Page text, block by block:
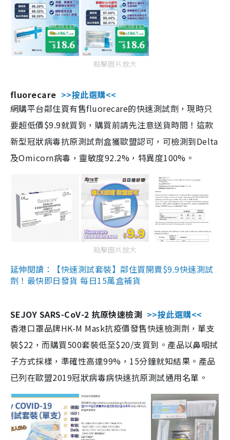
點擊圖片放大
fluorecare >>按此選購<<
網購平台鄰住買有售fluorecare的快速測試劑，現時只
要超低價$9.9就買到，購買前請先注意送貨時間！這款
新型冠狀病毒抗原測試劑盒獲歐盟認可，可檢測到Delta
及Omicorn病毒，靈敏度92.2%，特異度100%。
點擊圖片放大
延伸閱讀：【快速測試套裝】鄰住買開賣$9.9快速測試
劑！最快即日發貨 每日15萬盒補貨
SEJOY SARS-CoV-2 抗原快速檢測 >>按此選購<<
香港口罩品牌HK-M Mask抗疫價發售快速檢測劑，單支
裝$22，而購買500套裝低至$20/支買到。產品以鼻咽拭
子方式採樣，準確性高達99%，15分鐘就知結果。產品
已列在歐盟2019冠狀病毒病快速抗原測試通用名單。